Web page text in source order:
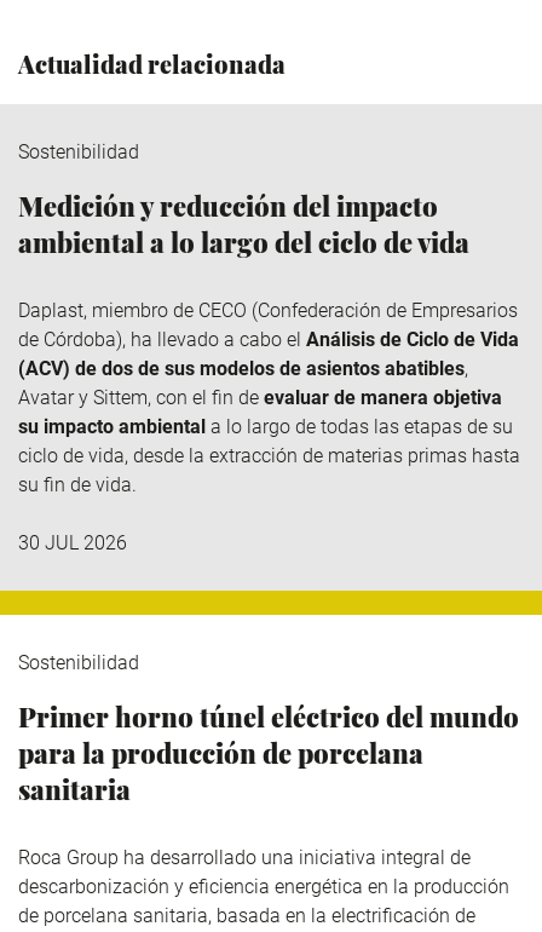
Actualidad relacionada
Sostenibilidad
Medición y reducción del impacto
ambiental a lo largo del ciclo de vida
Daplast, miembro de CECO (Confederación de Empresarios
de Córdoba), ha llevado a cabo el Análisis de Ciclo de Vida
(ACV) de dos de sus modelos de asientos abatibles,
Avatar y Sittem, con el fin de evaluar de manera objetiva
su impacto ambiental a lo largo de todas las etapas de su
ciclo de vida, desde la extracción de materias primas hasta
su fin de vida.
30 JUL 2026
Sostenibilidad
Primer horno túnel eléctrico del mundo
para la producción de porcelana
sanitaria
Roca Group ha desarrollado una iniciativa integral de
descarbonización y eficiencia energética en la producción
de porcelana sanitaria, basada en la electrificación de